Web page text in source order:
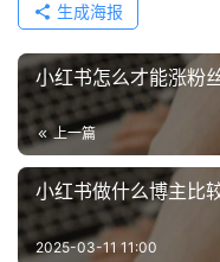
生成海报
小红书怎么才能涨粉
上一篇
小红书做什么博主比
2025-03-11 11:00